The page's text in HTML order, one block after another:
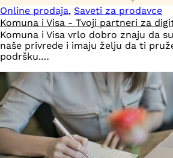
Online prodaja, Saveti za prodavce
Komuna i Visa - Tvoji partneri za
Komuna i Visa vrlo dobro znaju da
naše privrede i imaju želju da ti
podršku.…